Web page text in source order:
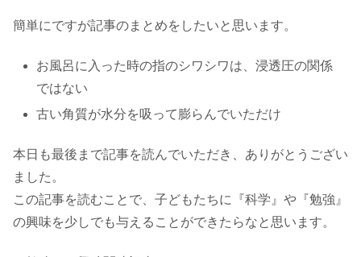
簡単にですが記事のまとめをしたいと思います。
お風呂に入った時の指のシワシワは、浸透圧の関係
ではない
古い角質が水分を吸って膨らんでいただけ
本日も最後まで記事を読んでいただき、ありがとうござい
ました。
この記事を読むことで、子どもたちに『科学』や『勉強』
の興味を少しでも与えることができたらなと思います。